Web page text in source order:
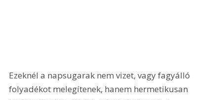
Ezeknél a napsugarak nem vizet, vagy fagyálló
folyadékot melegítenek, hanem hermetikusan